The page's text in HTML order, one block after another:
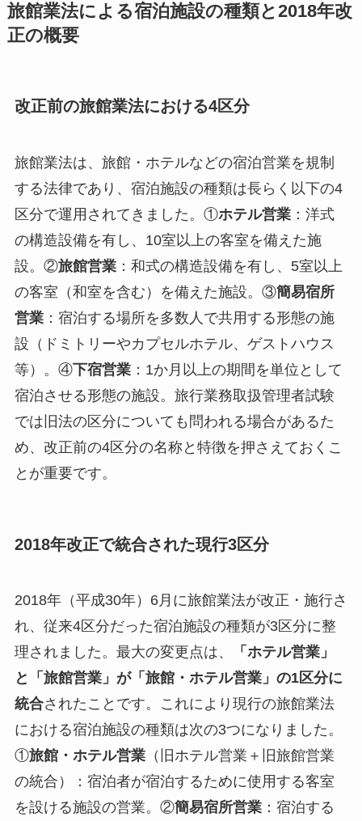
旅館業法による宿泊施設の種類と2018年改
正の概要
改正前の旅館業法における4区分
旅館業法は、旅館・ホテルなどの宿泊営業を規制
する法律であり、宿泊施設の種類は長らく以下の4
区分で運用されてきました。①ホテル営業：洋式
の構造設備を有し、10室以上の客室を備えた施
設。②旅館営業：和式の構造設備を有し、5室以上
の客室（和室を含む）を備えた施設。③簡易宿所
営業：宿泊する場所を多数人で共用する形態の施
設（ドミトリーやカプセルホテル、ゲストハウス
等）。④下宿営業：1か月以上の期間を単位として
宿泊させる形態の施設。旅行業務取扱管理者試験
では旧法の区分についても問われる場合があるた
め、改正前の4区分の名称と特徴を押さえておくこ
とが重要です。
2018年改正で統合された現行3区分
2018年（平成30年）6月に旅館業法が改正・施行さ
れ、従来4区分だった宿泊施設の種類が3区分に整
理されました。最大の変更点は、
「ホテル営業」
と「旅館営業」が「旅館・ホテル営業」の1区分に
統合されたことです。これにより現行の旅館業法
における宿泊施設の種類は次の3つになりました。
①旅館・ホテル営業（旧ホテル営業＋旧旅館営業
の統合）：宿泊者が宿泊するために使用する客室
を設ける施設の営業。②簡易宿所営業：宿泊する